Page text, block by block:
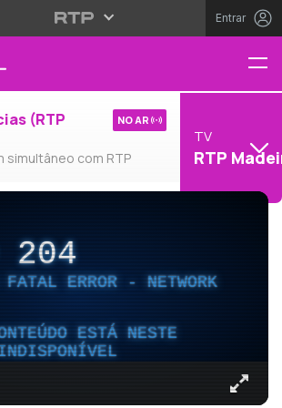
Entrar
(RTP
simultâneo com RTP
NO AR
TV
RTP
204
ERROR - NETWORK
ESTÁ NESTE
INDISPONÍVEL